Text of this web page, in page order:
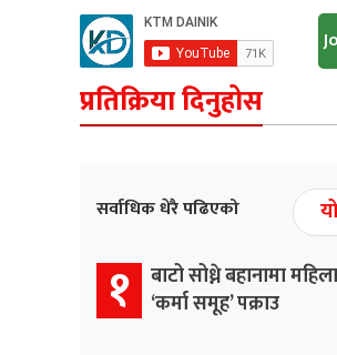
प्रतिक्रिया दिनुहोस
सर्वाधिक धेरै पढिएको
१ बाटो सोध्ने बहानामा
‘कर्मा समूह’ पक्राउ